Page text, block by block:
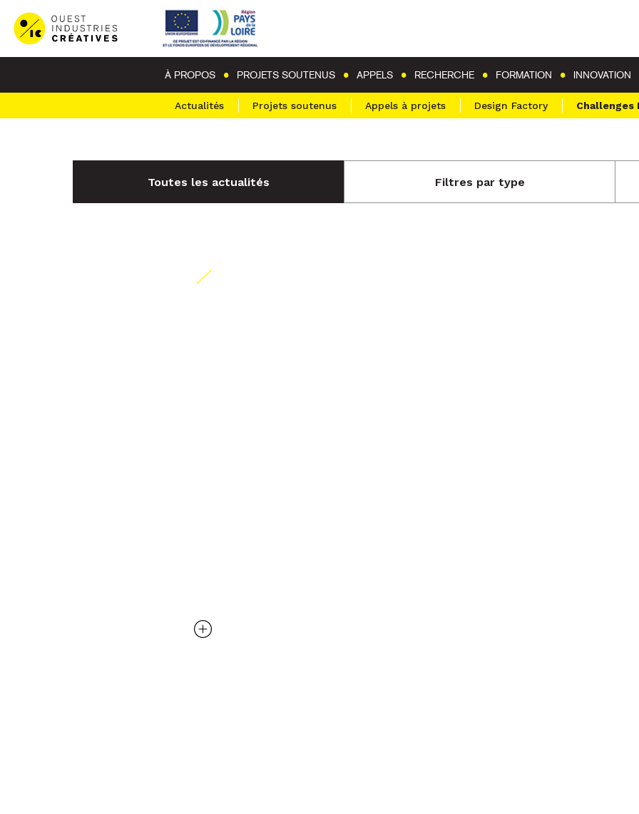
À PROPOS PROJETS SOUTENUS APPELS RECHERCHE FORMATION INNOVATION
Actualités Projets soutenus Appels à projets Design Factory Challenges
Toutes les actualités Filtres par type